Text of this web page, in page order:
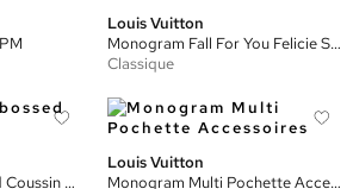
Louis Vuitton
Monogram Fall For You Felicie Strap & Go
Classique
Monogram Embossed Coussin PM
Louis Vuitton
Monogram Multi Pochette Accessoires